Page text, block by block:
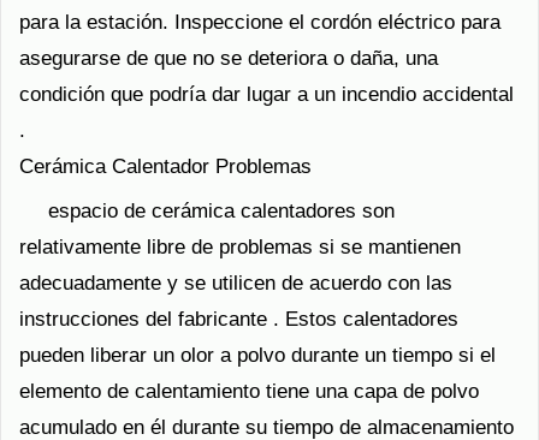
para la estación. Inspeccione el cordón eléctrico para
asegurarse de que no se deteriora o daña, una
condición que podría dar lugar a un incendio accidental
.
Cerámica Calentador Problemas
espacio de cerámica calentadores son
relativamente libre de problemas si se mantienen
adecuadamente y se utilicen de acuerdo con las
instrucciones del fabricante . Estos calentadores
pueden liberar un olor a polvo durante un tiempo si el
elemento de calentamiento tiene una capa de polvo
acumulado en él durante su tiempo de almacenamiento